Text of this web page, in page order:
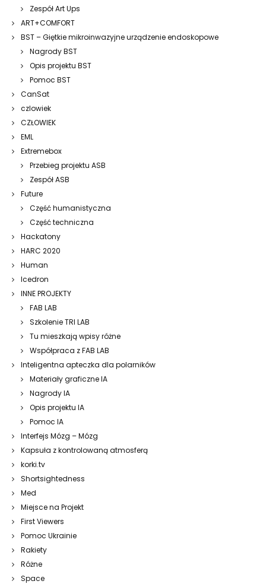
Zespół Art Ups
ART+COMFORT
BST – Giętkie mikroinwazyjne urządzenie endoskopowe
Nagrody BST
Opis projektu BST
Pomoc BST
CanSat
czlowiek
CZŁOWIEK
EML
Extremebox
Przebieg projektu ASB
Zespół ASB
Future
Część humanistyczna
Część techniczna
Hackatony
HARC 2020
Human
Icedron
INNE PROJEKTY
FAB LAB
Szkolenie TRI LAB
Tu mieszkają wpisy różne
Współpraca z FAB LAB
Inteligentna apteczka dla polarników
Materiały graficzne IA
Nagrody IA
Opis projektu IA
Pomoc IA
Interfejs Mózg – Mózg
Kapsuła z kontrolowaną atmosferą
korki.tv
Shortsightedness
Med
Miejsce na Projekt
First Viewers
Pomoc Ukrainie
Rakiety
Różne
Space